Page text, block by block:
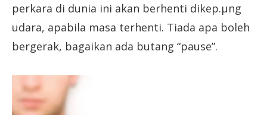
perkara di dunia ini akan berhenti dikep.µng
udara, apabila masa terhenti. Tiada apa boleh
bergerak, bagaikan ada butang “pause”.